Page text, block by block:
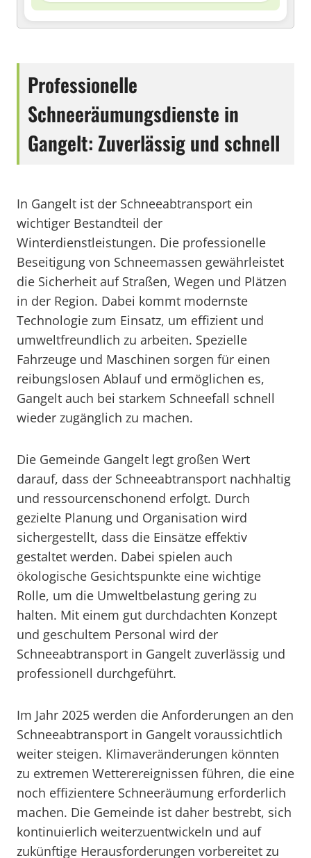
Professionelle
Schneeräumungsdienste in
Gangelt: Zuverlässig und schnell
In Gangelt ist der Schneeabtransport ein
wichtiger Bestandteil der
Winterdienstleistungen. Die professionelle
Beseitigung von Schneemassen gewährleistet
die Sicherheit auf Straßen, Wegen und Plätzen
in der Region. Dabei kommt modernste
Technologie zum Einsatz, um effizient und
umweltfreundlich zu arbeiten. Spezielle
Fahrzeuge und Maschinen sorgen für einen
reibungslosen Ablauf und ermöglichen es,
Gangelt auch bei starkem Schneefall schnell
wieder zugänglich zu machen.
Die Gemeinde Gangelt legt großen Wert
darauf, dass der Schneeabtransport nachhaltig
und ressourcenschonend erfolgt. Durch
gezielte Planung und Organisation wird
sichergestellt, dass die Einsätze effektiv
gestaltet werden. Dabei spielen auch
ökologische Gesichtspunkte eine wichtige
Rolle, um die Umweltbelastung gering zu
halten. Mit einem gut durchdachten Konzept
und geschultem Personal wird der
Schneeabtransport in Gangelt zuverlässig und
professionell durchgeführt.
Im Jahr 2025 werden die Anforderungen an den
Schneeabtransport in Gangelt voraussichtlich
weiter steigen. Klimaveränderungen könnten
zu extremen Wetterereignissen führen, die eine
noch effizientere Schneeräumung erforderlich
machen. Die Gemeinde ist daher bestrebt, sich
kontinuierlich weiterzuentwickeln und auf
zukünftige Herausforderungen vorbereitet zu